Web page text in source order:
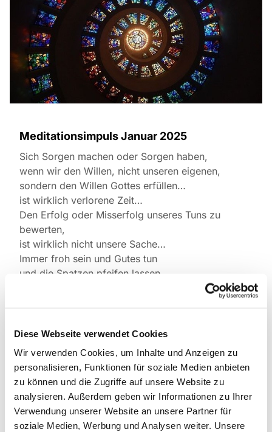
Diese Webseite verwendet Cookies
Wir verwenden Cookies, um Inhalte und Anzeigen zu
personalisieren, Funktionen für soziale Medien anbieten
zu können und die Zugriffe auf unsere Website zu
analysieren. Außerdem geben wir Informationen zu Ihrer
Verwendung unserer Website an unsere Partner für
soziale Medien, Werbung und Analysen weiter. Unsere
Meditationsimpuls Januar 2025
Sich Sorgen machen oder Sorgen haben,
wenn wir den Willen, nicht unseren eigenen,
sondern den Willen Gottes erfüllen…
ist wirklich verlorene Zeit…
Den Erfolg oder Misserfolg unseres Tuns zu
bewerten,
ist wirklich nicht unsere Sache…
Immer froh sein und Gutes tun
und die Spatzen pfeifen lassen.
aus einem Brief an seine Nichte Giuseppina 1954
Dies könnte Sie auch
interessieren